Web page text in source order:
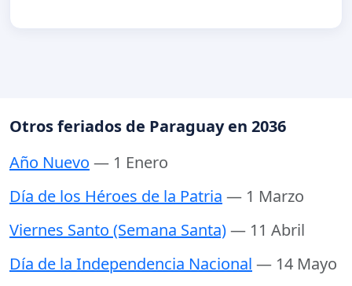
Otros feriados de Paraguay en 2036
Año Nuevo — 1 Enero
Día de los Héroes de la Patria — 1 Marzo
Viernes Santo (Semana Santa)— 11 Abril
Día de la Independencia Nacional — 14 Mayo